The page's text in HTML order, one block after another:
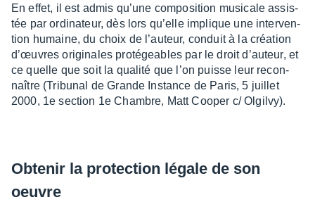
En effet, il est admis qu’une compo­si­tion musi­cale assis­
tée par ordi­na­teur, dès lors qu’elle implique une inter­ven­
tion humaine, du choix de l’au­teur, conduit à la créa­tion
d’œuvres origi­nales proté­geables par le droit d’au­teur, et
ce quelle que soit la qualité que l’on puisse leur recon­
naître (Tribu­nal de Grande Instance de Paris, 5 juillet
2000, 1e section 1e Chambre, Matt Cooper c/ Olgilvy).
Obte­nir la protec­tion légale de son
oeuvre